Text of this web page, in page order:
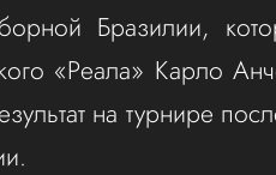
Бразилии,
«Реала» Карло
на турнире